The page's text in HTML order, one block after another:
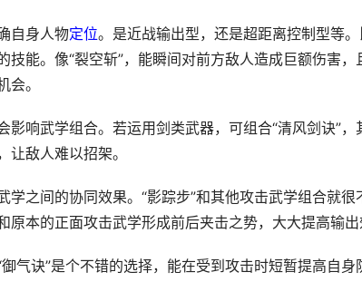
自身人物定位。是近战输出型，还是超距离控制型等
技能。像“裂空斩”，能瞬间对前方敌人造成巨额伤害
会。
影响武学组合。若运用剑类武器，可组合“清风剑诀”
让敌人难以招架。
学之间的协同效果。“影踪步”和其他攻击武学组合就
原本的正面攻击武学形成前后夹击之势，大大提高输出
御气诀”是个不错的选择，能在受到攻击时短暂提高自